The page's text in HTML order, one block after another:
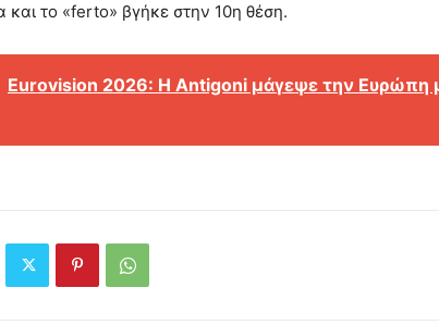
το «ferto» βγήκε στην 10η θέση.
Εurovision 2026: H Antigoni μάγεψε την Ευρώπη